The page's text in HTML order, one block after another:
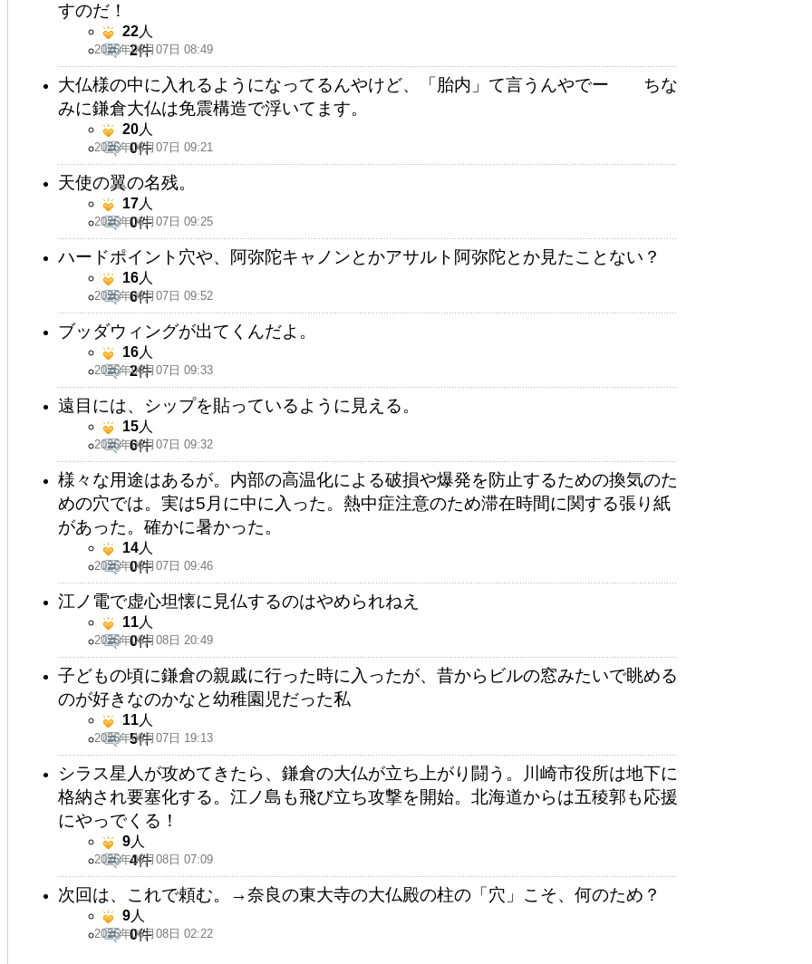
すのだ！
2026年06月07日 08:49
22人
2件
大仏様の中に入れるようになってるんやけど、「胎内」て言うんやでー ちな
みに鎌倉大仏は免震構造で浮いてます。
2026年06月07日 09:21
20人
0件
天使の翼の名残。
2026年06月07日 09:25
17人
0件
ハードポイント穴や、阿弥陀キャノンとかアサルト阿弥陀とか見たことない？
2026年06月07日 09:52
16人
6件
ブッダウィングが出てくんだよ。
2026年06月07日 09:33
16人
2件
遠目には、シップを貼っているように見える。
2026年06月07日 09:32
15人
6件
様々な用途はあるが。内部の高温化による破損や爆発を防止するための換気のた
めの穴では。実は5月に中に入った。熱中症注意のため滞在時間に関する張り紙
があった。確かに暑かった。
2026年06月07日 09:46
14人
0件
江ノ電で虚心坦懐に見仏するのはやめられねえ
2026年06月08日 20:49
11人
0件
子どもの頃に鎌倉の親戚に行った時に入ったが、昔からビルの窓みたいで眺める
のが好きなのかなと幼稚園児だった私
2026年06月07日 19:13
11人
5件
シラス星人が攻めてきたら、鎌倉の大仏が立ち上がり闘う。川崎市役所は地下に
格納され要塞化する。江ノ島も飛び立ち攻撃を開始。北海道からは五稜郭も応援
にやっでくる！
2026年06月08日 07:09
9人
4件
次回は、これで頼む。→奈良の東大寺の大仏殿の柱の「穴」こそ、何のため？
2026年06月08日 02:22
9人
0件